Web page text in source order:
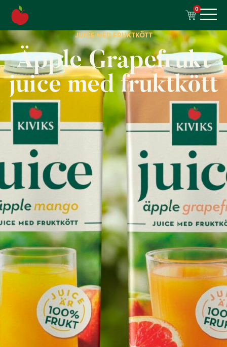
innehåll
0
JUICE MED FRUKTKÖTT
Äpple Grapefrukt
juice med fruktkött